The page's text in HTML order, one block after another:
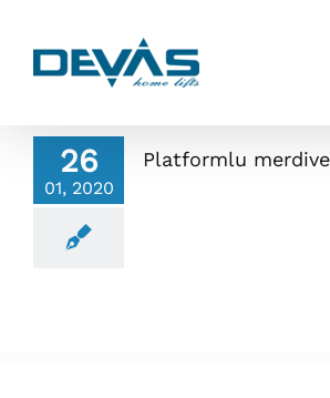
content
26
01, 2020
Platformlu